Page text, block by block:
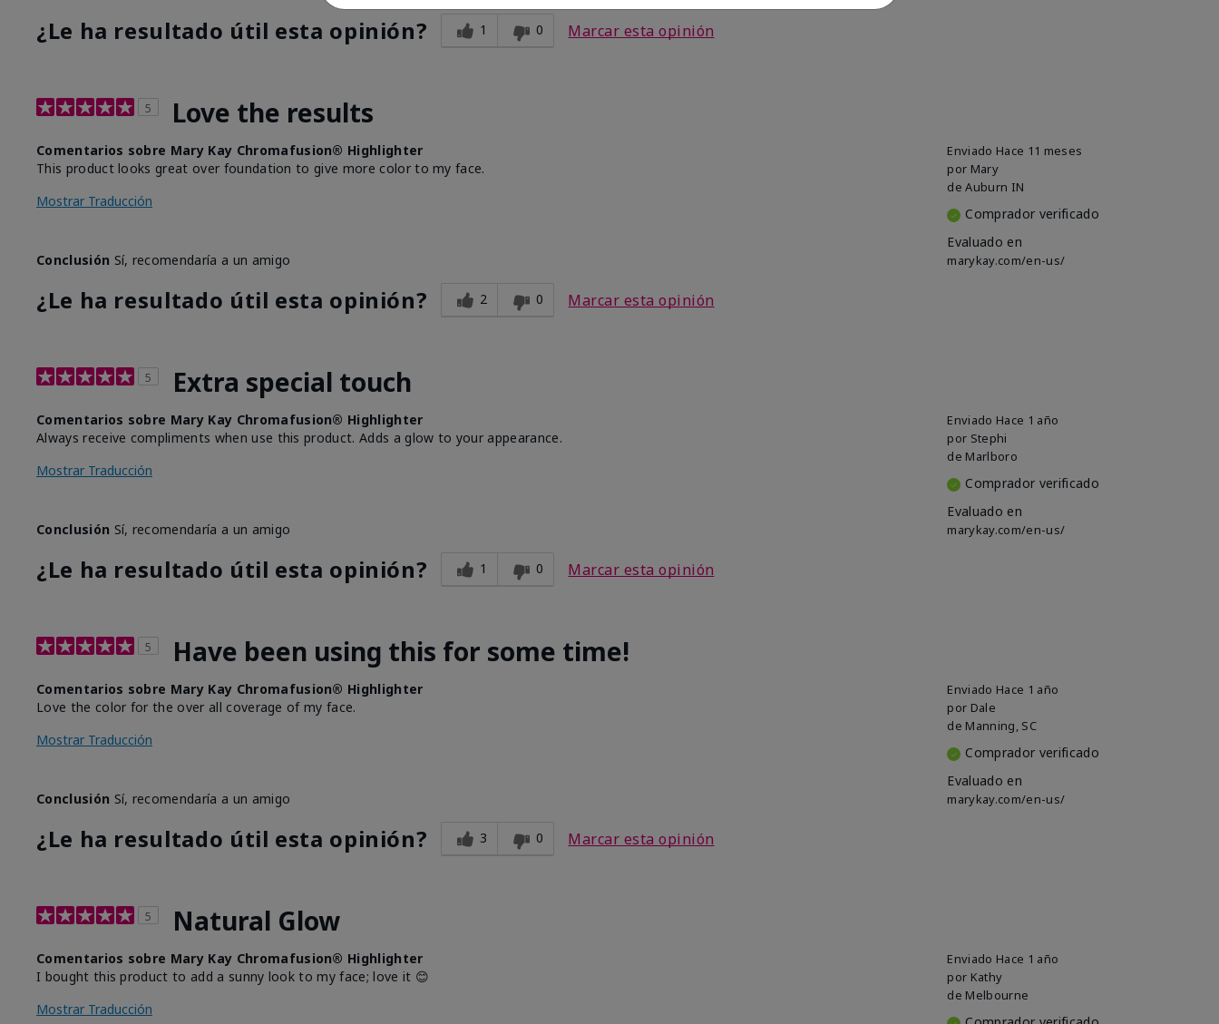
¿Le ha resultado útil esta opinión? 1 0 Marcar esta opinión
5 Love the results
Enviado Hace 11 meses
por Mary
de Auburn IN
Comprador verificado
Evaluado en
marykay.com/en-us/
Comentarios sobre Mary Kay Chromafusion® Highlighter
This product looks great over foundation to give more color to my face.
Mostrar Traducción
Conclusión Sí, recomendaría a un amigo
¿Le ha resultado útil esta opinión? 2 0 Marcar esta opinión
5 Extra special touch
Enviado Hace 1 año
por Stephi
de Marlboro
Comprador verificado
Evaluado en
marykay.com/en-us/
Comentarios sobre Mary Kay Chromafusion® Highlighter
Always receive compliments when use this product. Adds a glow to your appearance.
Mostrar Traducción
Conclusión Sí, recomendaría a un amigo
¿Le ha resultado útil esta opinión? 1 0 Marcar esta opinión
5 Have been using this for some time!
Enviado Hace 1 año
por Dale
de Manning, SC
Comprador verificado
Evaluado en
marykay.com/en-us/
Comentarios sobre Mary Kay Chromafusion® Highlighter
Love the color for the over all coverage of my face.
Mostrar Traducción
Conclusión Sí, recomendaría a un amigo
¿Le ha resultado útil esta opinión? 3 0 Marcar esta opinión
5 Natural Glow
Enviado Hace 1 año
por Kathy
de Melbourne
Comentarios sobre Mary Kay Chromafusion® Highlighter
I bought this product to add a sunny look to my face; love it 😊
Mostrar Traducción